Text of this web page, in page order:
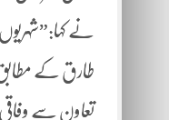
نے
طارق کے مطابق
تعاون سے